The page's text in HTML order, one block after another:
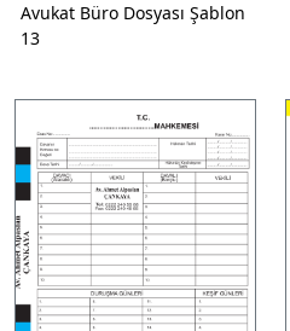
Avukat Büro Dosyası Şablon
13